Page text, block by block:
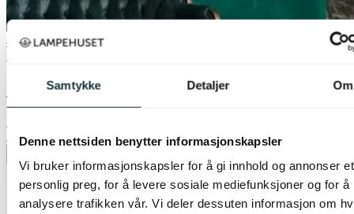
Samtykke Detaljer Om
Denne nettsiden benytter informasjonskapsler
Vi bruker informasjonskapsler for å gi innhold og annonser et
personlig preg, for å levere sosiale mediefunksjoner og for å
analysere trafikken vår. Vi deler dessuten informasjon om
40% ved kjøp av 2 eller flere
Lucide
Sjimpanse pendel 18cm gull
kr 899,-
50%